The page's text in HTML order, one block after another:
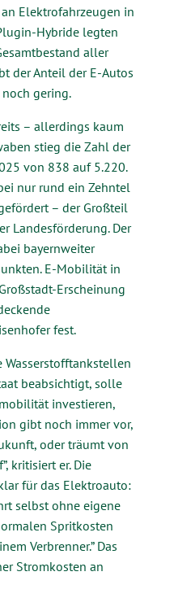
Elektrofahrzeugen in
Hybride legten
aller
der Anteil der E-Autos
gering.
– allerdings kaum
stieg die Zahl der
von 838 auf 5.220.
nur rund ein Zehntel
– der Großteil
Landesförderung. Der
bayernweiter
E-Mobilität in
Erscheinung
fest.
beabsichtigt, solle
investieren,
gibt noch immer vor,
oder träumt von
kritisiert er. Die
für das Elektroauto:
selbst ohne eigene
Spritkosten
Verbrenner.” Das
Stromkosten an